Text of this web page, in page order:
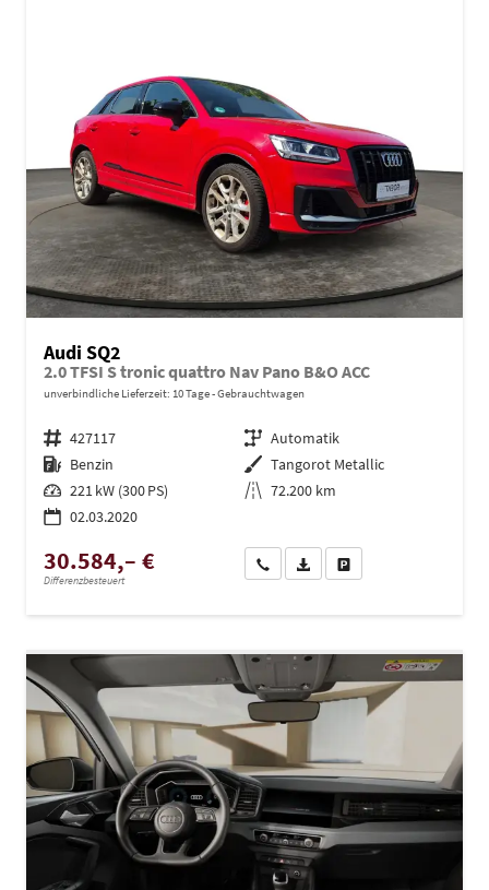
Audi SQ2
2.0 TFSI S tronic quattro Nav Pano B&O ACC
unverbindliche Lieferzeit: 10 Tage Gebrauchtwagen
Fahrzeugnr. 427117 Getriebe Automatik
Kraftstoff Benzin Außenfarbe Tangorot Metallic
Leistung 221 kW (300 PS) Kilometerstand 72.200 km
02.03.2020
30.584,– €
Differenzbesteuert
Wir rufen Sie anPDF-Datei, Fahrzeugexposé